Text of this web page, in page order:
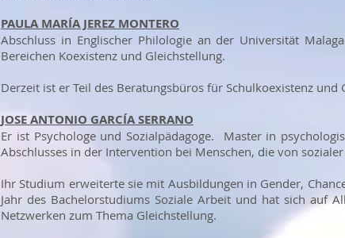
PAULA MARÍA JEREZ MONTERO
Abschluss in Englischer Philologie an der Universität
Bereichen Koexistenz und Gleichstellung.
Derzeit ist er Teil des Beratungsbüros für Schulkoexistenz
JOSE ANTONIO GARCÍA SERRANO
Er ist Psychologe und Sozialpädagoge. Master in
Abschlusses in der Intervention bei Menschen, die von
Ihr Studium erweiterte sie mit Ausbildungen in Gender,
Jahr des Bachelorstudiums Soziale Arbeit und hat sich auf
Netzwerken zum Thema Gleichstellung.